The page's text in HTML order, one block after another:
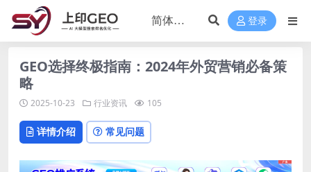
登录
GEO选择终极指南：2024年外贸营销必备策
略
2025-10-23 行业资讯 105
详情介绍 常见问题